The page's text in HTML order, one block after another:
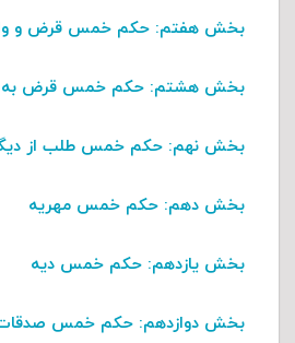
بخش هفتم: حکم خمس قرض و
بخش هشتم: حکم خمس قرض به
بخش نهم: حکم خمس طلب از
بخش دهم: حکم خمس مهریه
بخش یازدهم: حکم خمس دیه
بخش دوازدهم: حکم خمس صدقات